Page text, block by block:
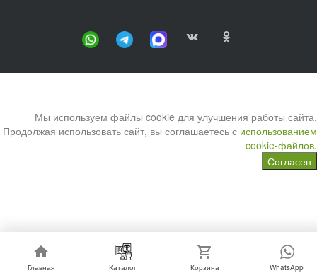
Главная Каталог Корзина WhatsApp
Главная Каталог Корзина WhatsApp
Мы используем файлы cookie для улучшения работы сайта.
Продолжая использовать сайт, вы соглашаетесь с использованием
cookie-файлов.
Согласен